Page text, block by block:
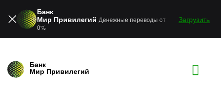
Банк
Мир Привилегий Денежные переводы от
0%
Загрузить
Банк
Мир Привилегий